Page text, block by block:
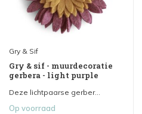
Gry & Sif
Gry & sif - muurdecoratie
gerbera - light purple
Deze lichtpaarse gerber...
Op voorraad